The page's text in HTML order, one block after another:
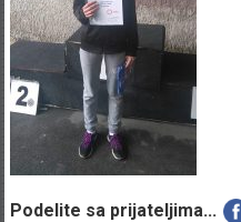
Podelite sa prijateljima...